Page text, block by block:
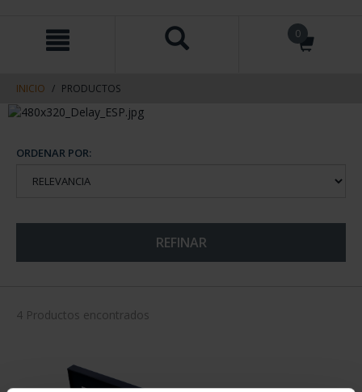
contenido
navegacin
0
INICIO PRODUCTOS
ORDENAR POR:
REFINAR
4 Productos encontrados